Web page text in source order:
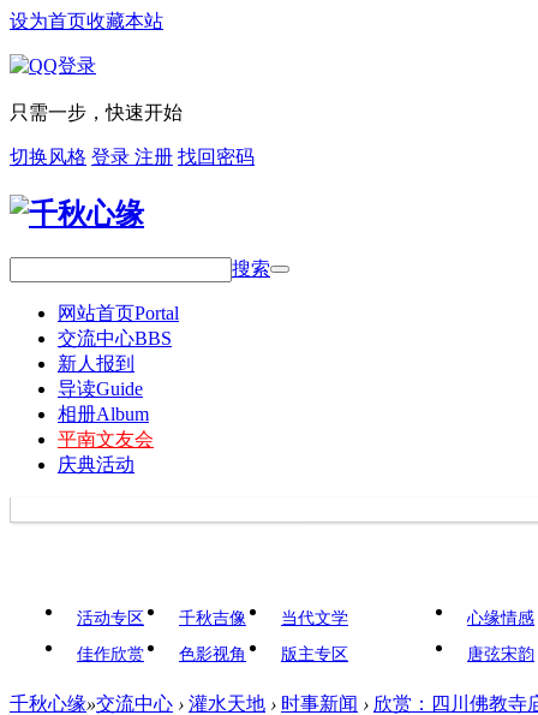
设为首页收藏本站
只需一步，快速开始
切换风格 登录 注册 找回密码
搜索
网站首页Portal
交流中心BBS
新人报到
导读Guide
相册Album
平南文友会
庆典活动
活动专区 千秋吉像
当代文学
佳作欣赏
色影视角 版主专区
心缘情感
唐弦宋韵
千秋心缘»交流中心 › 灌水天地 › 时事新闻 › 欣赏：四川佛教寺